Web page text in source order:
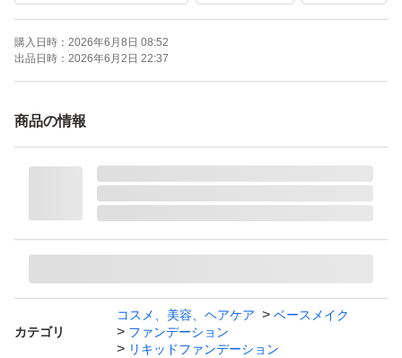
購入日時： 2026年6月8日 08:52
出品日時： 2026年6月2日 22:37
商品の情報
カテゴリ
コスメ、美容、ヘアケア
ベースメイク
ファンデーション
リキッドファンデーション